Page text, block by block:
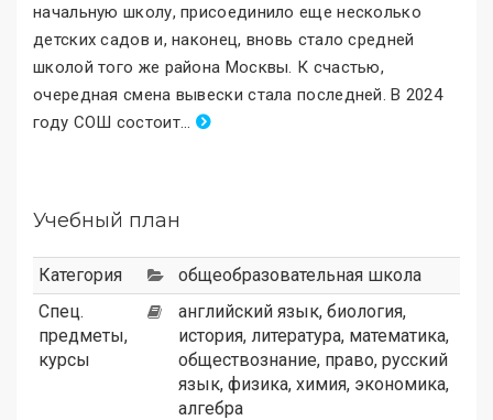
начальную школу, присоединило еще несколько
детских садов и, наконец, вновь стало средней
школой того же района Москвы. К счастью,
очередная смена вывески стала последней. В 2024
году СОШ состоит...
Учебный план
Категория
общеобразовательная школа
Спец.
предметы,
курсы
английский язык, биология,
история, литература, математика,
обществознание, право, русский
язык, физика, химия, экономика,
алгебра